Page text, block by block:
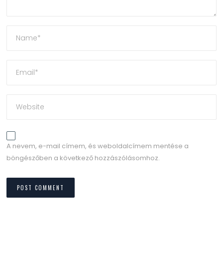
A nevem, e-mail címem, és weboldalcímem mentése a
böngészőben a következő hozzászólásomhoz.